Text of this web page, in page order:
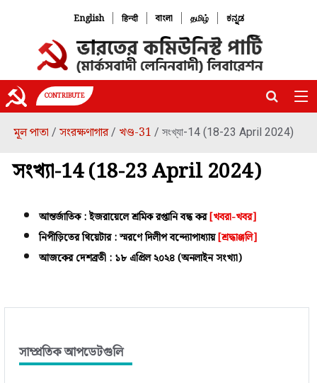
English | हिन्दी | বাংলা | தமிழ் | ಕನ್ನಡ
CONTRIBUTE
মূল পাতা / সংরক্ষণাগার/ খণ্ড-31 / সংখ্যা-14 (18-23 April 2024)
সংখ্যা-14 (18-23 April 2024)
আন্তর্জাতিক : ইজরায়েলে শ্রমিক রপ্তানি বন্ধ কর[খবরা-খবর]
নিপীড়িতের থিয়েটার : স্মরণে দিলীপ বন্দ্যোপাধ্যায়[শ্রদ্ধাঞ্জলি]
আজকের দেশব্রতী : ১৮ এপ্রিল ২০২৪ (অনলাইন সংখ্যা)
সাম্প্রতিক আপডেটগুলি